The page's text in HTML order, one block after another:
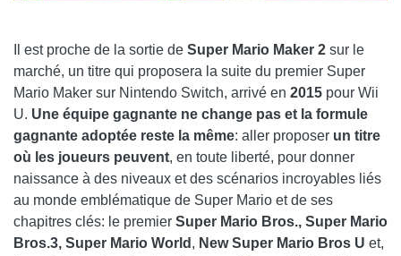
Il est proche de la sortie de Super Mario Maker 2 sur le
marché, un titre qui proposera la suite du premier Super
Mario Maker sur Nintendo Switch, arrivé en 2015 pour Wii
U. Une équipe gagnante ne change pas et la formule
gagnante adoptée reste la même: aller proposer un titre
où les joueurs peuvent, en toute liberté, pour donner
naissance à des niveaux et des scénarios incroyables liés
au monde emblématique de Super Mario et de ses
chapitres clés: le premier Super Mario Bros., Super Mario
Bros.3, Super Mario World , New Super Mario Bros U et,